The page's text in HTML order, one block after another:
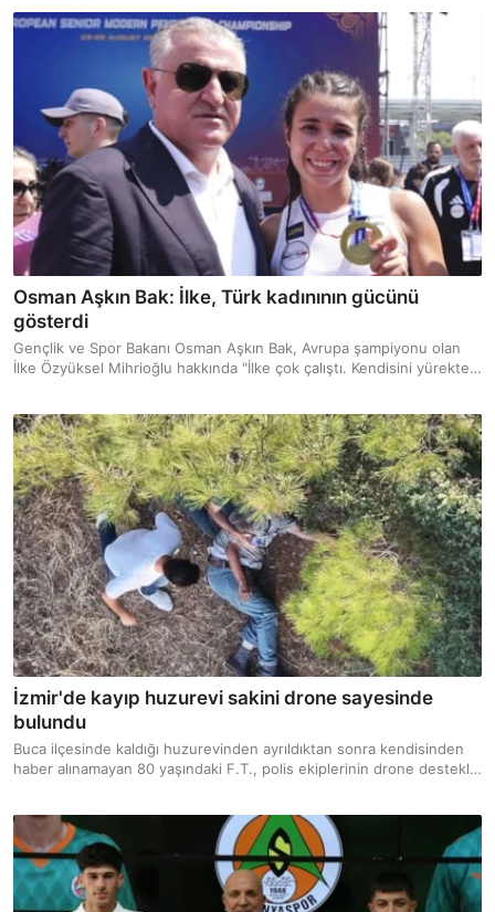
Osman Aşkın Bak: İlke, Türk kadınının gücünü
gösterdi
Gençlik ve Spor Bakanı Osman Aşkın Bak, Avrupa şampiyonu olan
İlke Özyüksel Mihrioğlu hakkında "İlke çok çalıştı. Kendisini yürekten
İzmir'de kayıp huzurevi sakini drone sayesinde
bulundu
Buca ilçesinde kaldığı huzurevinden ayrıldıktan sonra kendisinden
haber alınamayan 80 yaşındaki F.T., polis ekiplerinin drone destekli